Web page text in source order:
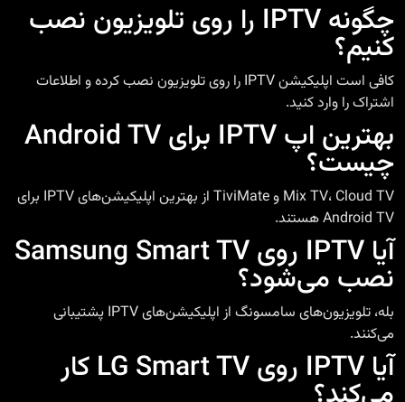
چگونه IPTV را روی تلویزیون نصب
کنیم؟
کافی است اپلیکیشن IPTV را روی تلویزیون نصب کرده و اطلاعات
اشتراک را وارد کنید.
بهترین اپ IPTV برای Android TV
چیست؟
Mix TV، Cloud TV و TiviMate از بهترین اپلیکیشن‌های IPTV برای
Android TV هستند.
آیا IPTV روی Samsung Smart TV
نصب می‌شود؟
بله، تلویزیون‌های سامسونگ از اپلیکیشن‌های IPTV پشتیبانی
می‌کنند.
آیا IPTV روی LG Smart TV کار